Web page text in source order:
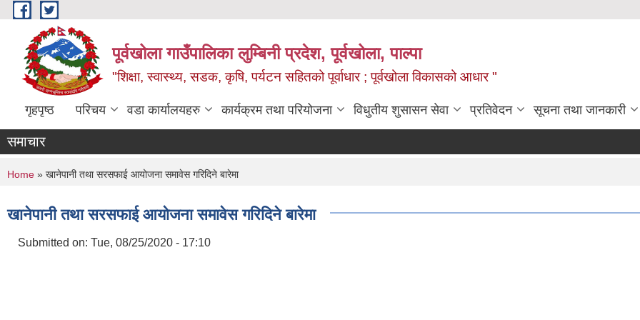
Skip to main content
पूर्वखोला गाउँपालिका लुम्बिनी प्रदेश, पूर्वखोला, पाल्पा
"शिक्षा, स्वास्थ्य, सडक, कृषि, पर्यटन सहितको पूर्वाधार ; पूर्वखोला विकासको आधार "
गृहपृष्ठ परिचय वडा कार्यालयहरु कार्यक्रम तथा परियोजना विधुतीय शुसासन सेवा प्रतिवेदन सूचना तथा जानकारी
समाचार
You are here
Home » खानेपानी तथा सरसफाई आयोजना समावेस गरिदिने बारेमा
खानेपानी तथा सरसफाई आयोजना समावेस गरिदिने बारेमा
Submitted on: Tue, 08/25/2020 - 17:10